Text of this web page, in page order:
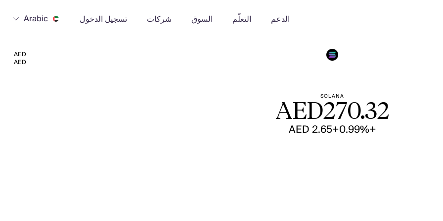
الدعم التعلّم السوق شركات تسجيل الدخول Arabic
AED
AED
SOLANA
AED270.32
+0.99%
+AED 2.65